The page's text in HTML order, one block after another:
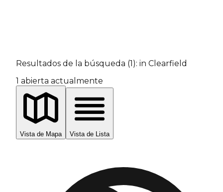
Resultados de la búsqueda (1): in Clearfield
1 abierta actualmente
Vista de Mapa Vista de Lista